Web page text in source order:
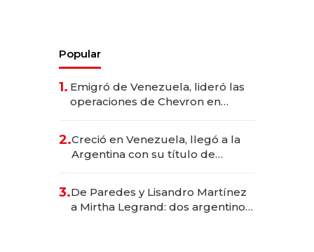
Popular
1. Emigró de Venezuela, lideró las
operaciones de Chevron en
2.Creció en Venezuela, llegó a la
Argentina con su título de
las marcas "fast premium"
3.De Paredes y Lisandro Martínez
a Mirtha Legrand: dos argentinos